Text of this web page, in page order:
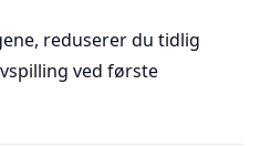
reduserer du tidlig
ved første